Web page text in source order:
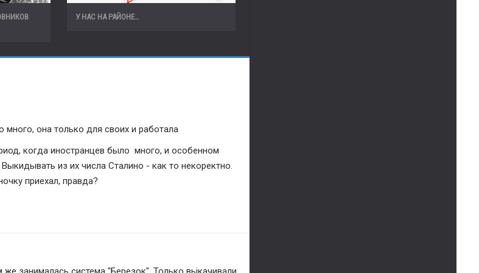
У НАС НА РАЙОНЕ…
она только для своих и работала
из их числа Сталино - как то некоректно.
приехал, правда?